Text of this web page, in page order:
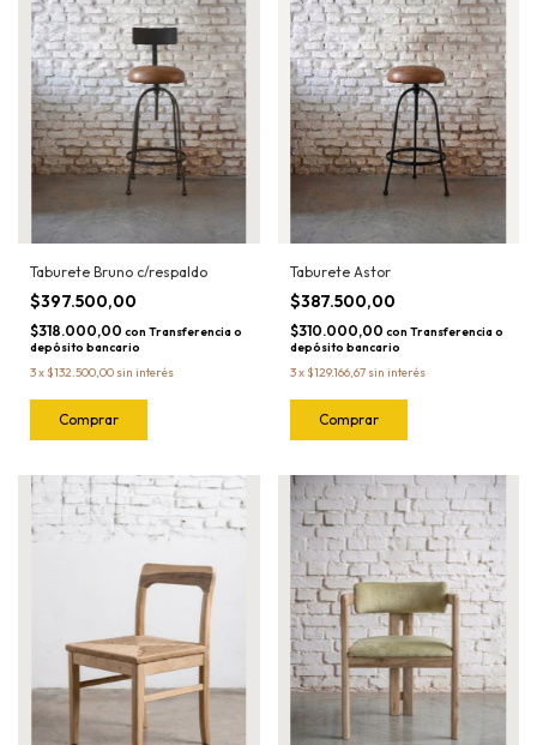
Taburete Bruno c/respaldo
$397.500,00
$318.000,00 con Transferencia o
depósito bancario
3x $132.500,00 sin interés
Taburete Astor
$387.500,00
$310.000,00 con Transferencia o
depósito bancario
3x $129.166,67 sin interés